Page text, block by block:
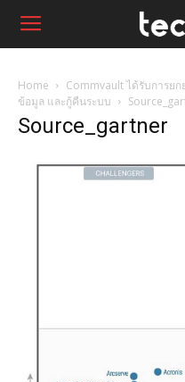
Home
Commvault ได้รับการย
ข้อมูล และกู้คืนระบบ
Source_gartner